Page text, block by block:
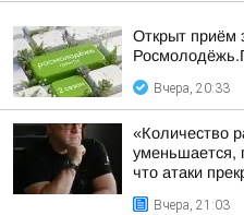
Открыт приём
Вчера, 20:33
«Количество
уменьшается,
что атаки
Вчера, 21:03